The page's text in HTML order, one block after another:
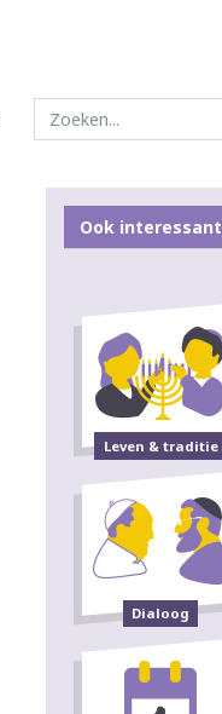
Ook interessant
Leven & traditie
Dialoog